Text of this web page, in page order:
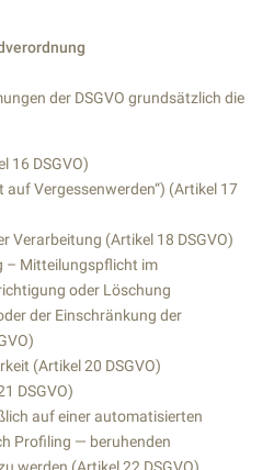
der DSGVO grundsätzlich die
16 DSGVO)
auf Vergessenwerden“) (Artikel 17
Verarbeitung (Artikel 18 DSGVO)
– Mitteilungspflicht im
oder Löschung
der Einschränkung der
(Artikel 20 DSGVO)
DSGVO)
auf einer automatisierten
Profiling — beruhenden